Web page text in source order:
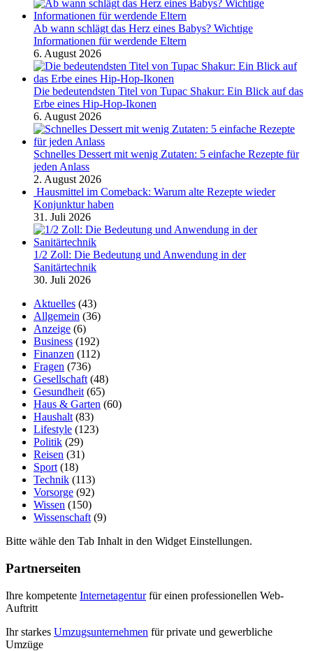
Ab wann schlägt das Herz eines Babys? Wichtige
Informationen für werdende Eltern
6. August 2026
Die bedeutendsten Titel von Tupac Shakur: Ein Blick auf das
Erbe eines Hip-Hop-Ikonen
6. August 2026
Schnelles Dessert mit wenig Zutaten: 5 einfache Rezepte für
jeden Anlass
2. August 2026
Hausmittel im Comeback: Warum alte Rezepte wieder
Konjunktur haben
31. Juli 2026
1/2 Zoll: Die Bedeutung und Anwendung in der
Sanitärtechnik
30. Juli 2026
Aktuelles (43)
Allgemein (36)
Anzeige (6)
Business (192)
Finanzen (112)
Fragen (736)
Gesellschaft (48)
Gesundheit (65)
Haus & Garten (60)
Haushalt (83)
Lifestyle (123)
Politik (29)
Reisen (31)
Sport (18)
Technik (113)
Vorsorge (92)
Wissen (150)
Wissenschaft (9)
Bitte wähle den Tab Inhalt in den Widget Einstellungen.
Partnerseiten
Ihre kompetente Internetagenturfür einen professionellen Web-
Auftritt
Ihr starkes Umzugsunternehmen für private und gewerbliche
Umzüge